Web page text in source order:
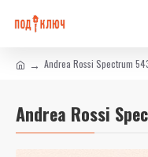
Andrea Rossi Spectrum
Andrea Rossi